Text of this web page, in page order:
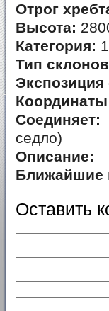
Отрог
Высота:
Категория:
Тип
Экспозиция
Соединяет:
седло)
Описание:
Ближайшие
Оставить